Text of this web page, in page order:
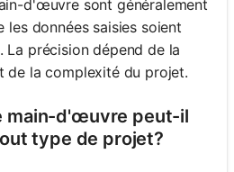
d'œuvre sont généralement
les données saisies soient
La précision dépend de la
de la complexité du projet.
main-d'œuvre peut-il
type de projet?